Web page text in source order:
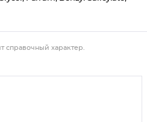
справочный характер.